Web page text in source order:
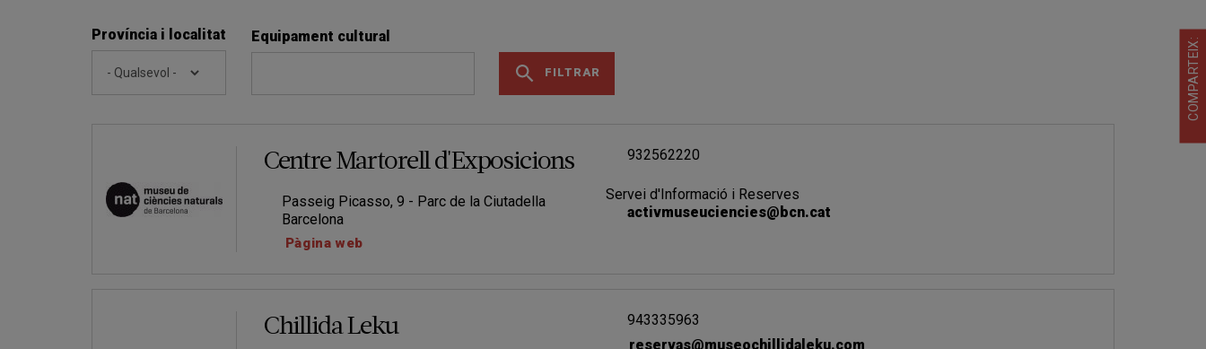
Província i localitat Equipament cultural
FILTRAR
Centre Martorell d'Exposicions
Passeig Picasso, 9 - Parc de la Ciutadella
Barcelona
Pàgina web
932562220
Servei d'Informació i Reserves
activmuseuciencies@bcn.cat
Chillida Leku
943335963
reservas@museochillidaleku.com
COMPARTEIX: